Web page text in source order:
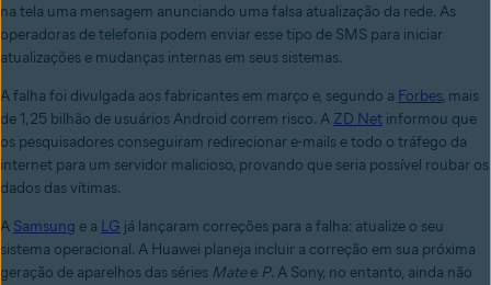
na tela uma mensagem anunciando uma falsa atualização da rede. As
operadoras de telefonia podem enviar esse tipo de SMS para iniciar
atualizações e mudanças internas em seus sistemas.
A falha foi divulgada aos fabricantes em março e, segundo a Forbes, mais
de 1,25 bilhão de usuários Android correm risco. A ZD Net informou que
os pesquisadores conseguiram redirecionar e-mails e todo o tráfego da
internet para um servidor malicioso, provando que seria possível roubar os
dados das vítimas.
A Samsung e a LG já lançaram correções para a falha: atualize o seu
sistema operacional. A Huawei planeja incluir a correção em sua próxima
geração de aparelhos das séries Matee P. A Sony, no entanto, ainda não